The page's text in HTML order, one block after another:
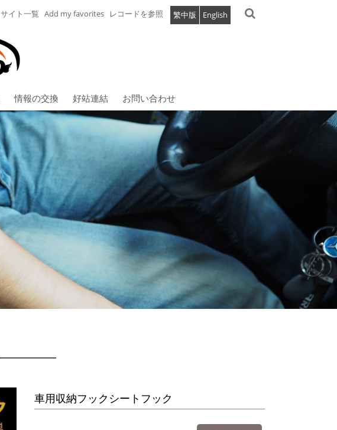
サイト一覧 Add my favorites 繁中版 English
レコードを参照
情報の交換 好站連結 お問い合わせ
車用収納フックシートフック